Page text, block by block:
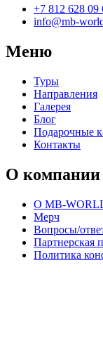
+7 812 628 09
info@mb-
Меню
Туры
Направления
Галерея
Блог
Подарочные
Контакты
О компании
О MB-
Мерч
Вопросы/
Партнерская
Политика